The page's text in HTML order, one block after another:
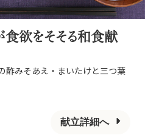
食欲をそそる和食献
酢みそあえ・まいたけと三つ葉
献立詳細へ